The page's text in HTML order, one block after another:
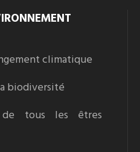
climatique
biodiversité
de tous les êtres